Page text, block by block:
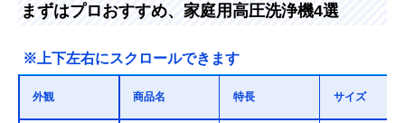
まずはプロおすすめ、家庭用高圧洗浄機4選
※上下左右にスクロールできます
外観 商品名 特長 サイズ